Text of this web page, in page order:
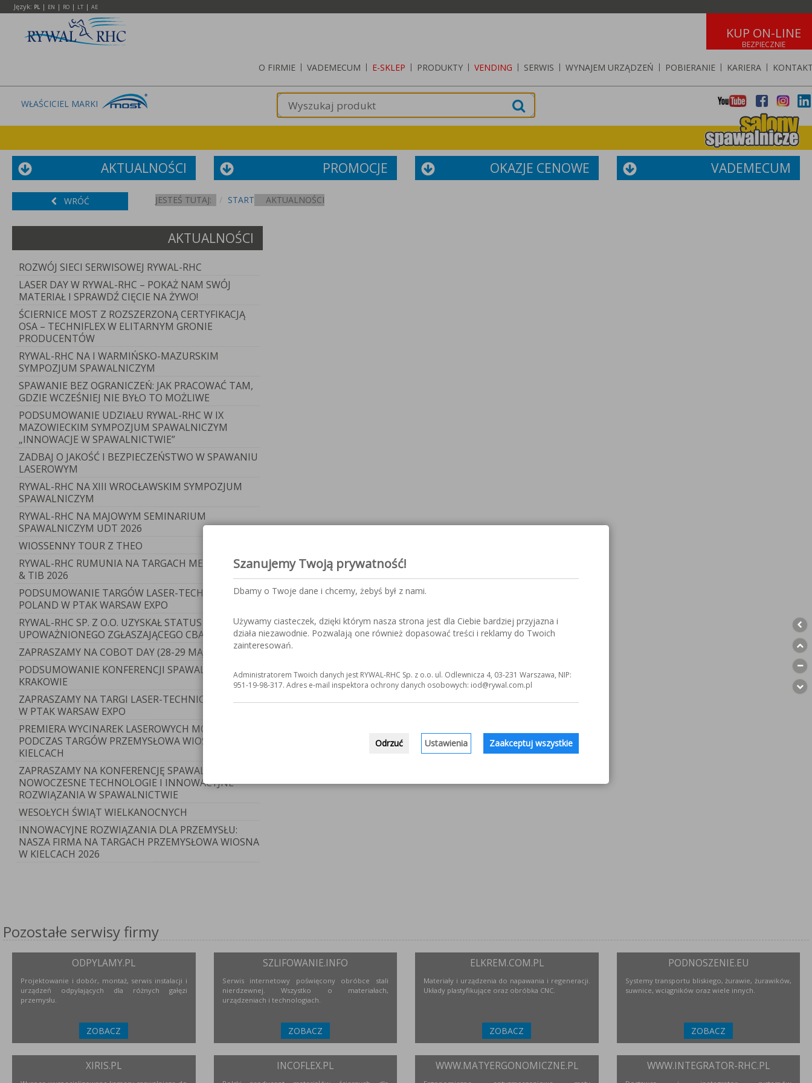
Język: PL | EN | RO | LT | AE
KUP ON-LINE
O FIRMIE | VADEMECUM | E-SKLEP | PRODUKTY | VENDING | SERWIS | WYNAJEM URZĄDZEŃ | POBIERANIE | KARIERA |
WŁAŚCICIEL MARKI
AKTUALNOŚCI PROMOCJE OKAZJE CENOWE VADEMECUM
WRÓĆ JESTEŚ TUTAJ: START AKTUALNOŚCI
AKTUALNOŚCI
ROZWÓJ SIECI SERWISOWEJ RYWAL-RHC
LASER DAY W RYWAL-RHC – POKAŻ NAM SWÓJ
MATERIAŁ I SPRAWDŹ CIĘCIE NA ŻYWO!
ŚCIERNICE MOST Z ROZSZERZONĄ CERTYFIKACJĄ
OSA – TECHNIFLEX W ELITARNYM GRONIE
PRODUCENTÓW
RYWAL-RHC NA I WARMIŃSKO-MAZURSKIM
SYMPOZJUM SPAWALNICZYM
SPAWANIE BEZ OGRANICZEŃ: JAK PRACOWAĆ TAM,
GDZIE WCZEŚNIEJ NIE BYŁO TO MOŻLIWE
PODSUMOWANIE UDZIAŁU RYWAL-RHC W IX
MAZOWIECKIM SYMPOZJUM SPAWALNICZYM
„INNOWACJE W SPAWALNICTWIE”
ZADBAJ O JAKOŚĆ I BEZPIECZEŃSTWO W SPAWANIU
LASEROWYM
RYWAL-RHC NA XIII WROCŁAWSKIM SYMPOZJUM
SPAWALNICZYM
RYWAL-RHC NA MAJOWYM SEMINARIUM
SPAWALNICZYM UDT 2026
WIOSSENNY TOUR Z THEO
RYWAL-RHC RUMUNIA NA TARGACH METAL SHOW
& TIB 2026
PODSUMOWANIE TARGÓW LASER-TECHNICA
POLAND W PTAK WARSAW EXPO
RYWAL-RHC SP. Z O.O. UZYSKAŁ STATUS
UPOWAŻNIONEGO ZGŁASZAJĄCEGO CBAM
ZAPRASZAMY NA COBOT DAY (28-29 MAJA)
PODSUMOWANIE KONFERENCJI SPAWALNICZEJ W
KRAKOWIE
ZAPRASZAMY NA TARGI LASER-TECHNICA POLAND
W PTAK WARSAW EXPO
PREMIERA WYCINAREK LASEROWYCH MOST
PODCZAS TARGÓW PRZEMYSŁOWA WIOSNA 2026 W
KIELCACH
ZAPRASZAMY NA KONFERENCJĘ SPAWALNICZĄ –
NOWOCZESNE TECHNOLOGIE I INNOWACYJNE
ROZWIĄZANIA W SPAWALNICTWIE
WESOŁYCH ŚWIĄT WIELKANOCNYCH
INNOWACYJNE ROZWIĄZANIA DLA PRZEMYSŁU:
NASZA FIRMA NA TARGACH PRZEMYSŁOWA WIOSNA
W KIELCACH 2026
Pozostałe serwisy firmy
ODPYLAMY.PL
Projektowanie i dobór, montaż, serwis instalacji i
urządzeń odpylających dla różnych gałęzi
przemysłu.
ZOBACZ
SZLIFOWANIE.INFO
Serwis internetowy poświęcony obróbce stali
nierdzewnej. Wszystko o materiałach,
urządzeniach i technologiach.
ZOBACZ
ELKREM.COM.PL
Materiały i urządzenia do napawania i regeneracji.
Układy plastyfikujące oraz obróbka CNC.
ZOBACZ
PODNOSZENIE.EU
Systemy transportu bliskiego, żurawie, żurawików,
suwnice, wciągników oraz wiele innych.
ZOBACZ
XIRIS.PL INCOFLEX.PL WWW.MATYERGONOMICZNE.PL WWW.INTEGRATOR-RHC.PL
Szanujemy Twoją prywatność!
Dbamy o Twoje dane i chcemy, żebyś był z nami.
Używamy ciasteczek, dzięki którym nasza strona jest dla Ciebie bardziej przyjazna i
działa niezawodnie. Pozwalają one również dopasować treści i reklamy do Twoich
zainteresowań.
Administratorem Twoich danych jest RYWAL-RHC Sp. z o.o. ul. Odlewnicza 4, 03-231 Warszawa, NIP:
951-19-98-317. Adres e-mail inspektora ochrony danych osobowych: iod@rywal.com.pl
Odrzuć Ustawienia Zaakceptuj wszystkie